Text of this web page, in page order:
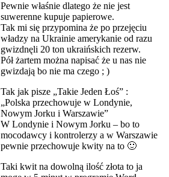
Pewnie właśnie dlatego że nie jest
suwerenne kupuje papierowe.
Tak mi się przypomina że po przejęciu
władzy na Ukrainie amerykanie od razu
gwizdnęli 20 ton ukraińskich rezerw.
Pół żartem można napisać że u nas nie
gwizdają bo nie ma czego ; )
Tak jak pisze „Takie Jeden Łoś” :
„Polska przechowuje w Londynie,
Nowym Jorku i Warszawie”
W Londynie i Nowym Jorku – bo to
mocodawcy i kontrolerzy a w Warszawie
pewnie przechowuje kwity na to 🙂
Taki kwit na dowolną ilość złota to ja